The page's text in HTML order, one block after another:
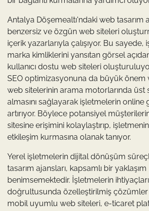
Antalya Döşemealtı'ndaki web tasarım
benzersiz ve özgün web siteleri
içerik yazarlarıyla çalışıyor. Bu sayede,
marka kimliklerini yansıtan görsel
kullanıcı dostu web siteleri
SEO optimizasyonuna da büyük önem
web sitelerinin arama motorlarında üst
almasını sağlayarak işletmelerin
artırıyor. Böylece potansiyel
sitesine erişimini kolaylaştırıp,
etkileşim kurmasına olanak tanıyor.
Yerel işletmelerin dijital dönüşüm
tasarım ajansları, kapsamlı bir yaklaşım
benimsemektedir. İşletmelerin
doğrultusunda özelleştirilmiş çözümler
mobil uyumlu web siteleri, e-ticaret